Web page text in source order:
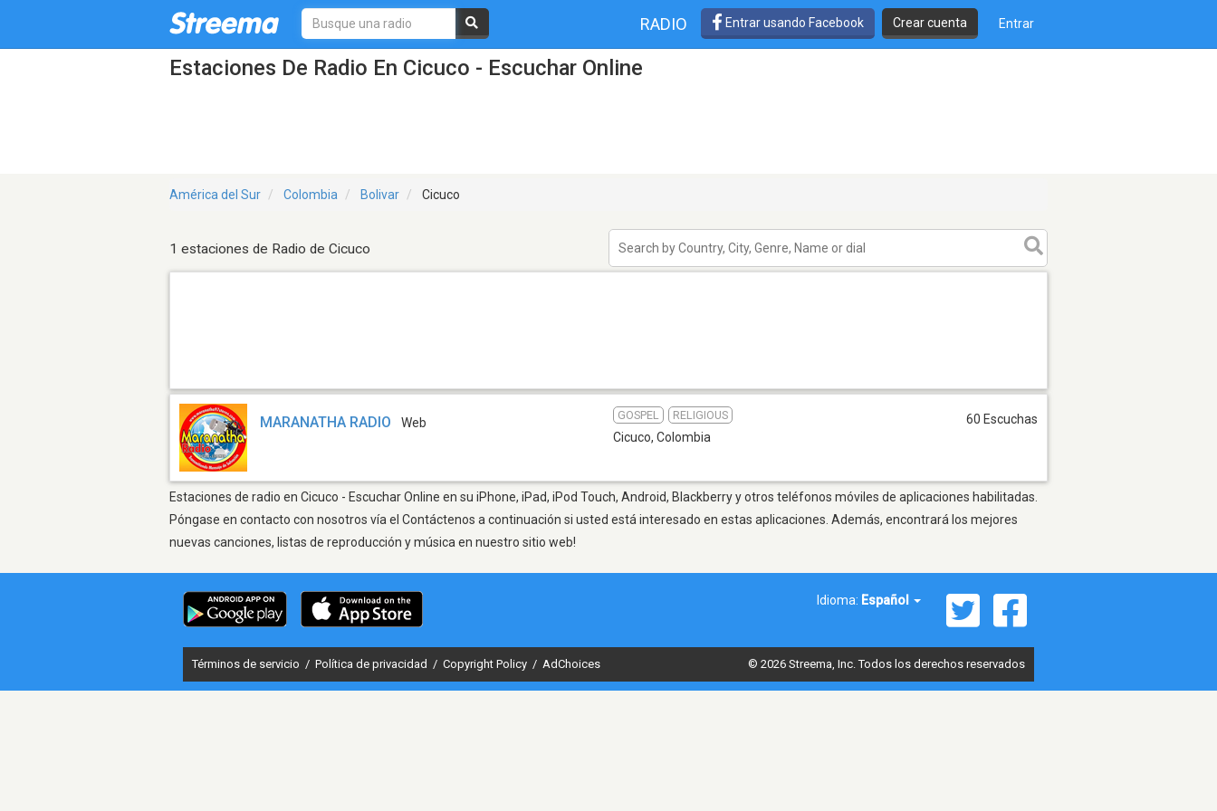
RADIO Entrar usando Facebook Crear cuenta Entrar
Estaciones De Radio En Cicuco - Escuchar Online
América del Sur Colombia Bolivar Cicuco
1 estaciones de Radio de Cicuco
MARANATHA RADIO Web
GOSPEL RELIGIOUS
Cicuco, Colombia
60 Escuchas
Estaciones de radio en Cicuco - Escuchar Online en su iPhone, iPad, iPod Touch, Android, Blackberry y otros teléfonos móviles de aplicaciones habilitadas.
Póngase en contacto con nosotros vía el Contáctenos a continuación si usted está interesado en estas aplicaciones. Además, encontrará los mejores
nuevas canciones, listas de reproducción y música en nuestro sitio web!
Idioma: Español
Términos de servicio / Política de privacidad / Copyright Policy / AdChoices © 2026 Streema, Inc. Todos los derechos reservados